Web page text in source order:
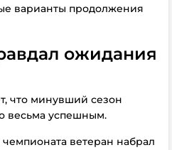
варианты продолжения
ожидания
что минувший сезон
весьма успешным.
ветеран набрал